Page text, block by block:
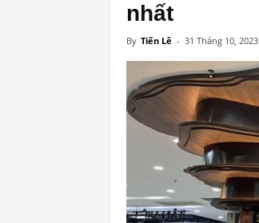
nhất
By Tiến Lê - 31 Tháng 10, 2023